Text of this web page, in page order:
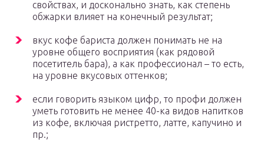
свойствах, и досконально знать, как степень
обжарки влияет на конечный результат;
вкус кофе бариста должен понимать не на
уровне общего восприятия (как рядовой
посетитель бара), а как профессионал – то есть,
на уровне вкусовых оттенков;
если говорить языком цифр, то профи должен
уметь готовить не менее 40-ка видов напитков
из кофе, включая ристретто, латте, капучино и
пр.;